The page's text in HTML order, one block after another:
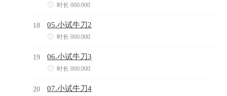
 时长 000:000
18 05.小试牛刀2
 时长 000:000
19 06.小试牛刀3
 时长 000:000
20 07.小试牛刀4